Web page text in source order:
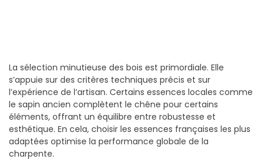
La sélection minutieuse des bois est primordiale. Elle
s’appuie sur des critères techniques précis et sur
l’expérience de l’artisan. Certains essences locales comme
le sapin ancien complètent le chêne pour certains
éléments, offrant un équilibre entre robustesse et
esthétique. En cela, choisir les essences françaises les plus
adaptées optimise la performance globale de la
charpente.